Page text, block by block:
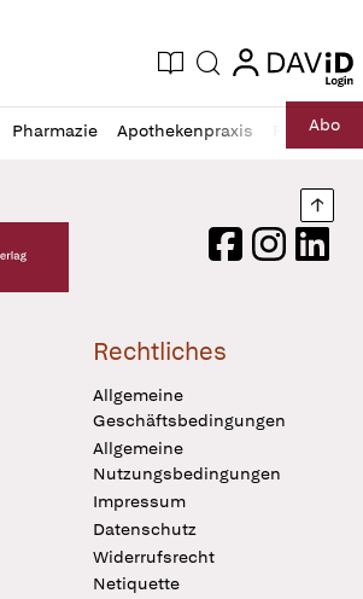
Zeitung
Aktuelle Ausgabe
Suche login
login
Pharmazie Apothekenpraxis RechtAbo
Verlag Logo
FacebookInstagram
Rechtliches
Allgemeine
Geschäftsbedingungen
Allgemeine
Nutzungsbedingungen
Impressum
Datenschutz
Widerrufsrecht
Netiquette